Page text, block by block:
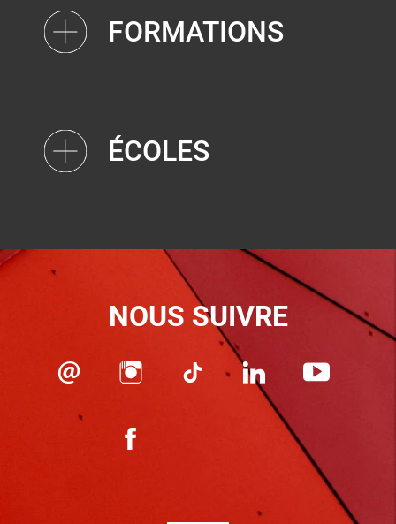
FORMATIONS
ÉCOLES
NOUS SUIVRE